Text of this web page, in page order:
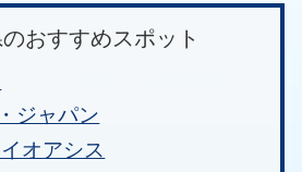
おすすめスポット
ジャパン
オアシス